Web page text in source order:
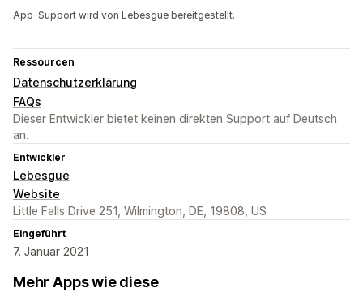
App-Support wird von Lebesgue bereitgestellt.
Ressourcen
Datenschutzerklärung
FAQs
Dieser Entwickler bietet keinen direkten Support auf Deutsch
an.
Entwickler
Lebesgue
Website
Little Falls Drive 251, Wilmington, DE, 19808, US
Eingeführt
7. Januar 2021
Mehr Apps wie diese